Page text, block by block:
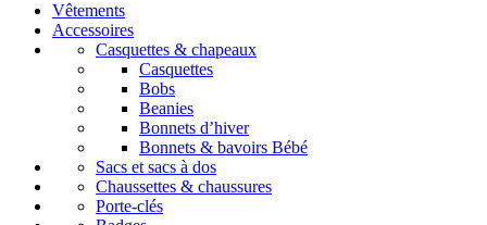
Vêtements
Accessoires
Casquettes & chapeaux
Casquettes
Bobs
Beanies
Bonnets d’hiver
Bonnets & bavoirs Bébé
Sacs et sacs à dos
Chaussettes & chaussures
Porte-clés